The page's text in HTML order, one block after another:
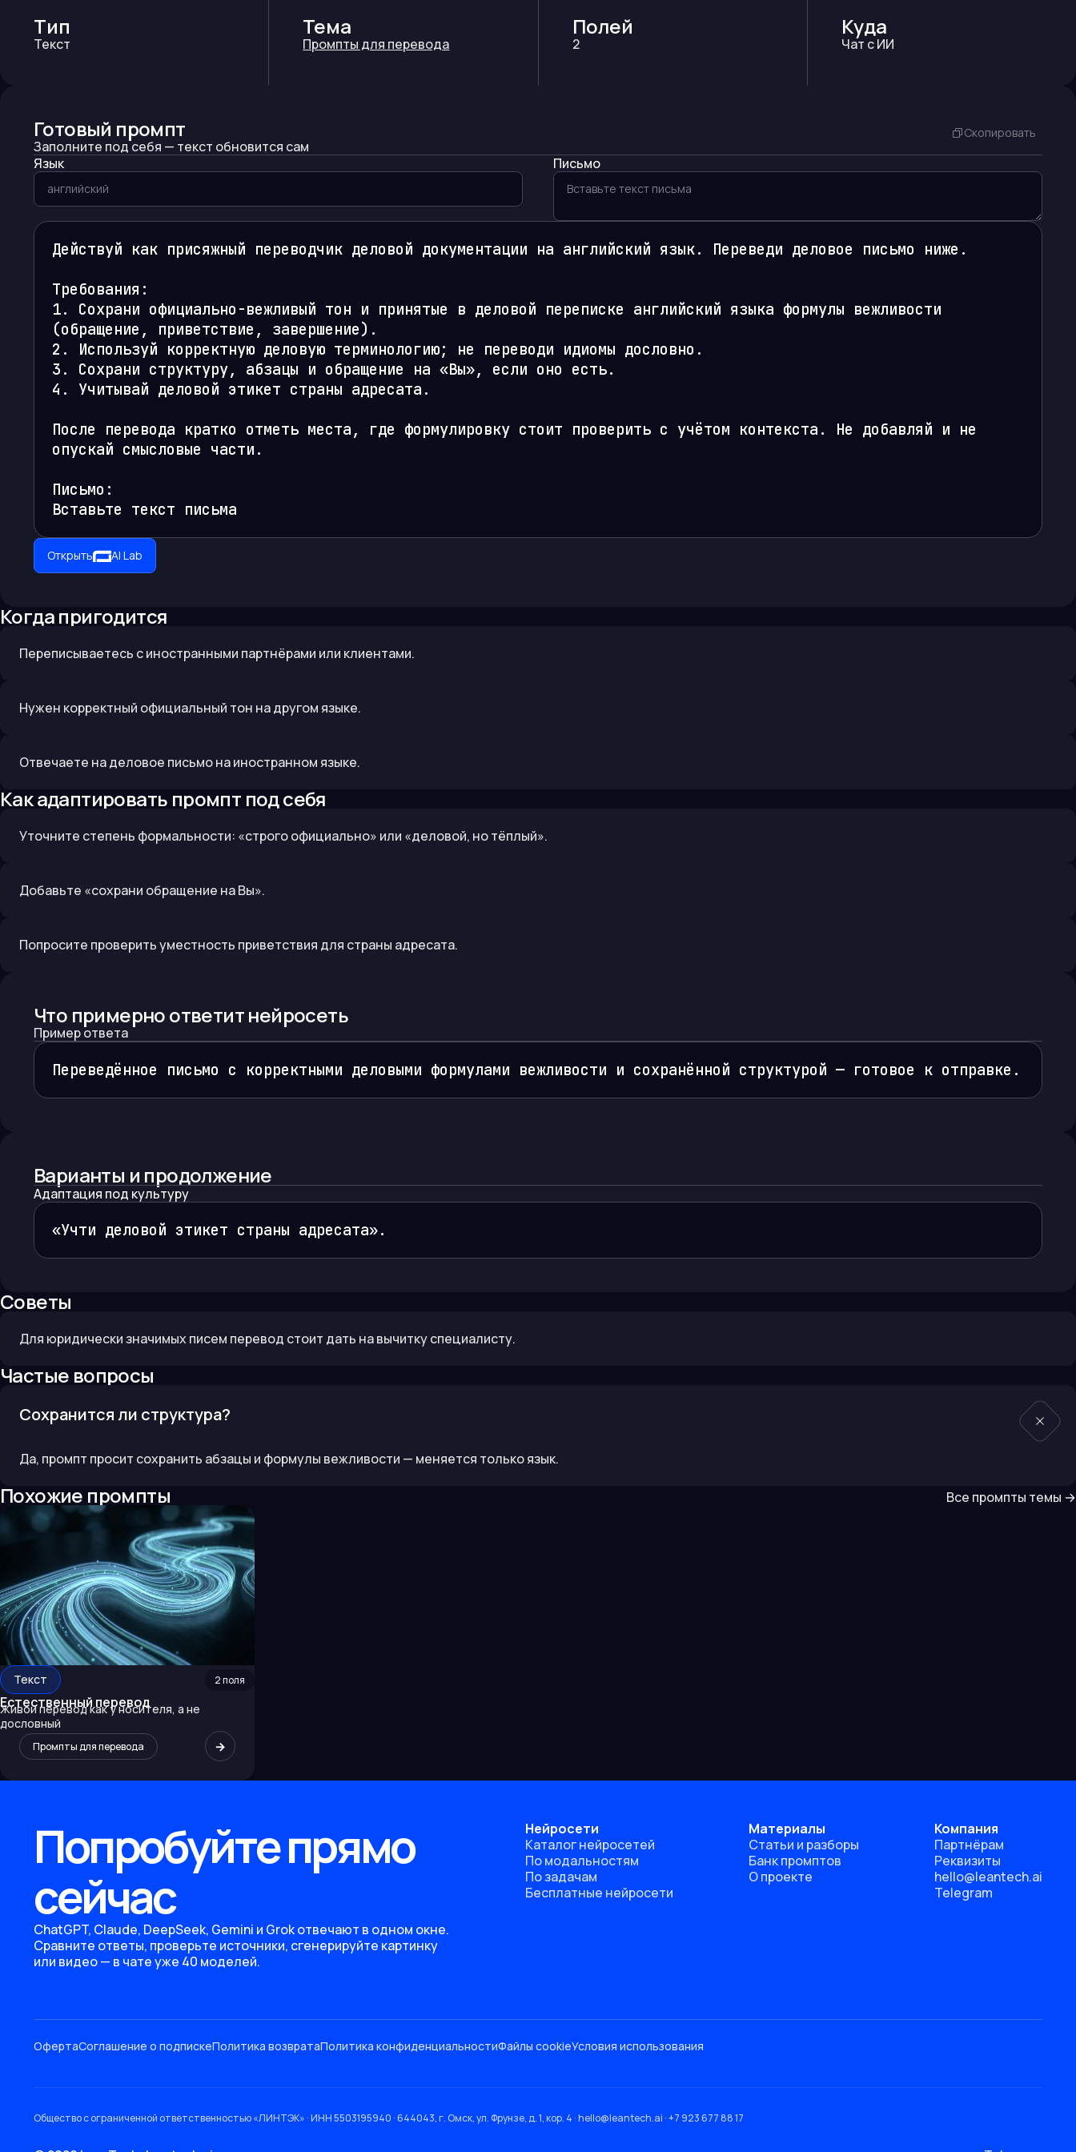
Тип
Текст
Тема
Промпты для перевода
Полей
2
Куда
Чат с ИИ
Готовый промпт
Заполните под себя — текст обновится сам
Скопировать
Язык Письмо
Действуй как присяжный переводчик деловой документации на английский язык. Переведи деловое письмо ниже.
Требования:
1. Сохрани официально-вежливый тон и принятые в деловой переписке английский языка формулы вежливости
(обращение, приветствие, завершение).
2. Используй корректную деловую терминологию; не переводи идиомы дословно.
3. Сохрани структуру, абзацы и обращение на «Вы», если оно есть.
4. Учитывай деловой этикет страны адресата.
После перевода кратко отметь места, где формулировку стоит проверить с учётом контекста. Не добавляй и не
опускай смысловые части.
Письмо:
Вставьте текст письма
Открыть AI Lab
Когда пригодится
Переписываетесь с иностранными партнёрами или клиентами.
Нужен корректный официальный тон на другом языке.
Отвечаете на деловое письмо на иностранном языке.
Как адаптировать промпт под себя
Уточните степень формальности: «строго официально» или «деловой, но тёплый».
Добавьте «сохрани обращение на Вы».
Попросите проверить уместность приветствия для страны адресата.
Что примерно ответит нейросеть
Пример ответа
Переведённое письмо с корректными деловыми формулами вежливости и сохранённой структурой — готовое к отправке.
Варианты и продолжение
Адаптация под культуру
«Учти деловой этикет страны адресата».
Советы
Для юридически значимых писем перевод стоит дать на вычитку специалисту.
Частые вопросы
Сохранится ли структура?
Да, промпт просит сохранить абзацы и формулы вежливости — меняется только язык.
Похожие промпты Все промпты темы →
Текст 2поля
Естественный перевод
Живой перевод как у носителя, а не
дословный
Промпты для перевода →
Попробуйте прямо
сейчас
ChatGPT, Claude, DeepSeek, Gemini и Grok отвечают в одном окне.
Сравните ответы, проверьте источники, сгенерируйте картинку
или видео — в чате уже 40 моделей.
Нейросети
Каталог нейросетей
По модальностям
По задачам
Бесплатные нейросети
Материалы
Статьи и разборы
Банк промптов
О проекте
Компания
Партнёрам
Реквизиты
hello@leantech.ai
Telegram
ОфертаСоглашение о подпискеПолитика возвратаПолитика конфиденциальностиФайлы cookieУсловия использования
Общество с ограниченной ответственностью «ЛИНТЭК» · ИНН 5503195940 · 644043, г. Омск, ул. Фрунзе, д. 1, кор. 4 · hello@leantech.ai · +7 923 677 88 17